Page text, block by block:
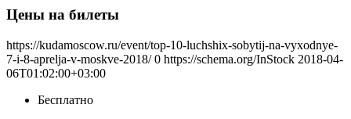
Цены на билеты
https://kudamoscow.ru/event/top-10-luchshix-sobytij-na-vyxodnye-
7-i-8-aprelja-v-moskve-2018/ 0 https://schema.org/InStock 2018-04-
06T01:02:00+03:00
Бесплатно